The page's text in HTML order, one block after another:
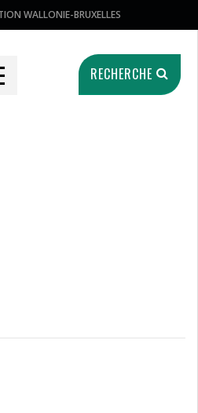
WALLONIE-BRUXELLES
RECHERCHE